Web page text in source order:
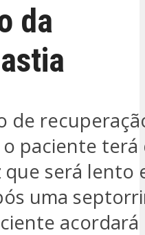
da
de
paciente terá
que será lento
uma
acordará